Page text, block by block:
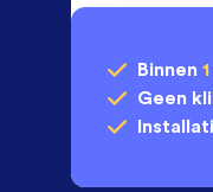
Binnen
Geen